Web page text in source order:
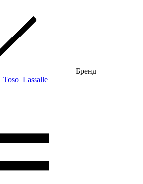
Бренд
Toso Lassalle